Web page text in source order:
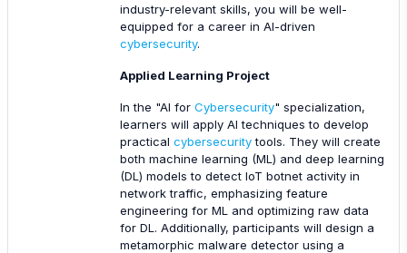
industry-relevant skills, you will be well-
equipped for a career in AI-driven
cybersecurity.
Applied Learning Project
In the "AI for Cybersecurity" specialization,
learners will apply AI techniques to develop
practical cybersecuritytools. They will create
both machine learning (ML) and deep learning
(DL) models to detect IoT botnet activity in
network traffic, emphasizing feature
engineering for ML and optimizing raw data
for DL. Additionally, participants will design a
metamorphic malware detector using a